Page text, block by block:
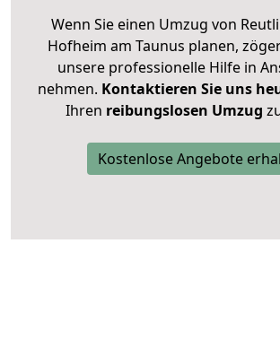
Wenn Sie einen Umzug von
Hofheim am Taunus planen,
unsere professionelle Hilfe in
nehmen. Kontaktieren Sie uns
Ihren reibungslosen Umzug
Kostenlose Angebote